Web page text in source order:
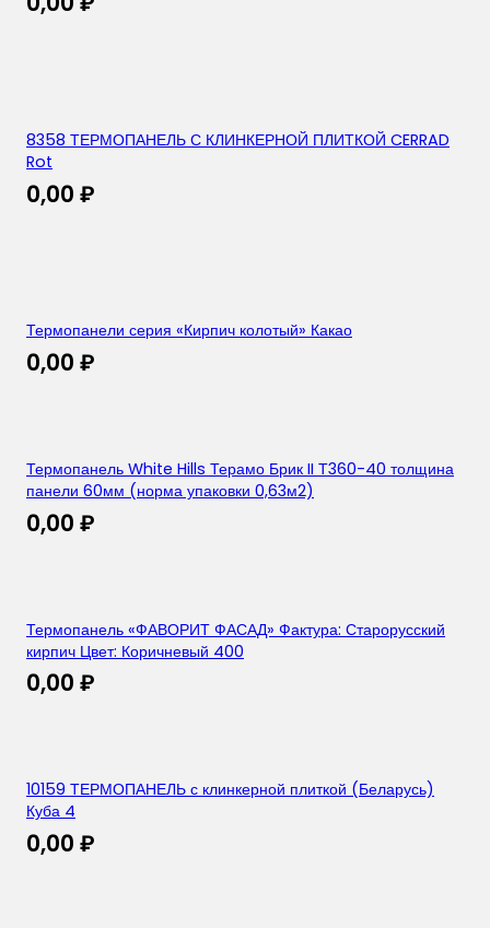
8358 ТЕРМОПАНЕЛЬ С КЛИНКЕРНОЙ ПЛИТКОЙ CERRAD
Rot
0,00 ₽
Термопанели серия «Кирпич колотый» Какао
0,00 ₽
Термопанель White Hills Терамо Брик II Т360-40 толщина
панели 60мм (норма упаковки 0,63м2)
0,00 ₽
Термопанель «ФАВОРИТ ФАСАД» Фактура: Старорусский
кирпич Цвет: Коричневый 400
0,00 ₽
10159 ТЕРМОПАНЕЛЬ с клинкерной плиткой (Беларусь)
Куба 4
0,00 ₽